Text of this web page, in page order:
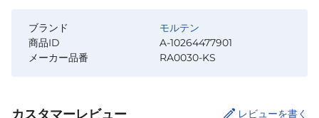
ブランド
モルテン
商品ID
A-10264477901
メーカー品番
RA0030-KS
カスタマーレビュー レビューを書く